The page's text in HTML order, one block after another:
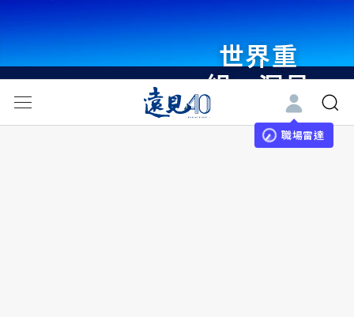
世界重
組・洞見
未來 與
世界領袖
職場雷達